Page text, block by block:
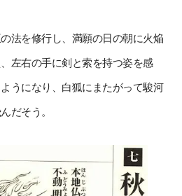
法を修行し、満願の日の朝に火焔
左右の手に剣と索を持つ姿を感
うになり、白狐にまたがって駿河
だそう。